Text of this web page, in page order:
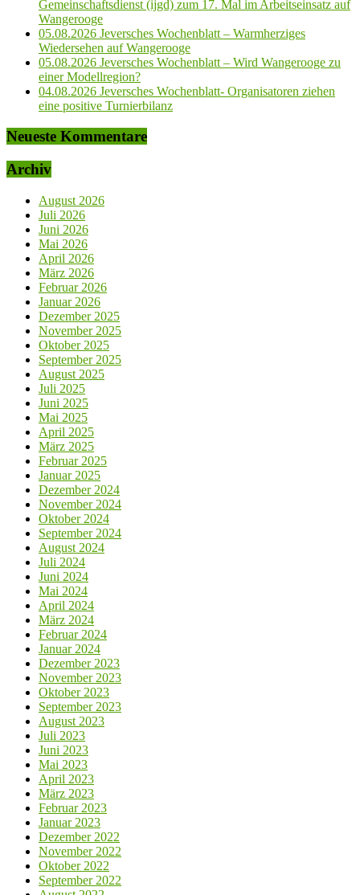
Gemeinschaftsdienst (ijgd) zum 17. Mal im Arbeitseinsatz auf
Wangerooge
05.08.2026 Jeversches Wochenblatt – Warmherziges
Wiedersehen auf Wangerooge
05.08.2026 Jeversches Wochenblatt – Wird Wangerooge zu
einer Modellregion?
04.08.2026 Jeversches Wochenblatt- Organisatoren ziehen
eine positive Turnierbilanz
Neueste Kommentare
Archiv
August 2026
Juli 2026
Juni 2026
Mai 2026
April 2026
März 2026
Februar 2026
Januar 2026
Dezember 2025
November 2025
Oktober 2025
September 2025
August 2025
Juli 2025
Juni 2025
Mai 2025
April 2025
März 2025
Februar 2025
Januar 2025
Dezember 2024
November 2024
Oktober 2024
September 2024
August 2024
Juli 2024
Juni 2024
Mai 2024
April 2024
März 2024
Februar 2024
Januar 2024
Dezember 2023
November 2023
Oktober 2023
September 2023
August 2023
Juli 2023
Juni 2023
Mai 2023
April 2023
März 2023
Februar 2023
Januar 2023
Dezember 2022
November 2022
Oktober 2022
September 2022